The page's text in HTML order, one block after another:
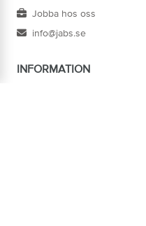
Jobba hos oss
info@jabs.se
INFORMATION